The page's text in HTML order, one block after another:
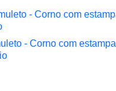
 Vista rápida
- Corno com estampa